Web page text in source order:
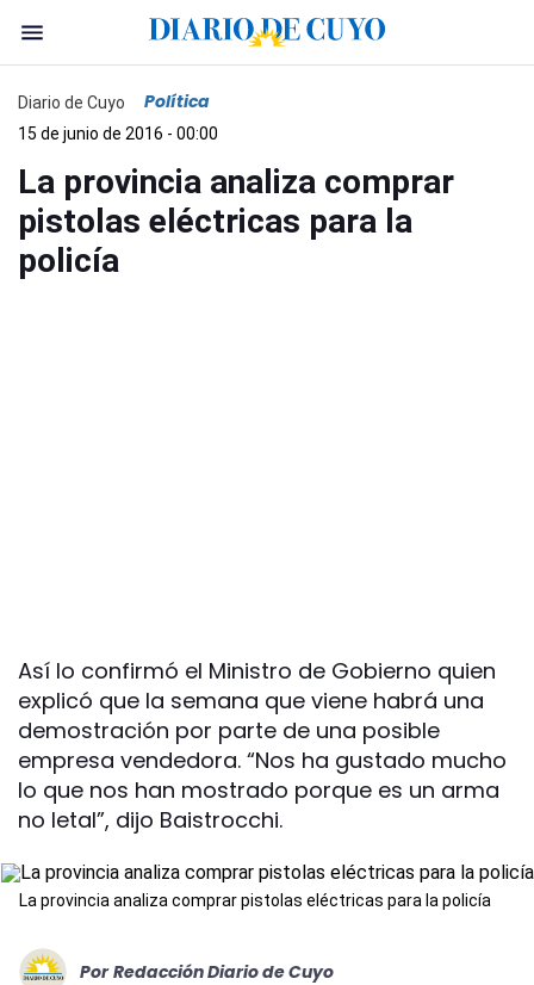
Diario de Cuyo Política
15 de junio de 2016 - 00:00
La provincia analiza comprar
pistolas eléctricas para la
policía
Así lo confirmó el Ministro de Gobierno quien
explicó que la semana que viene habrá una
demostración por parte de una posible
empresa vendedora. “Nos ha gustado mucho
lo que nos han mostrado porque es un arma
no letal”, dijo Baistrocchi.
La provincia analiza comprar pistolas eléctricas para la policía
Por Redacción Diario de Cuyo